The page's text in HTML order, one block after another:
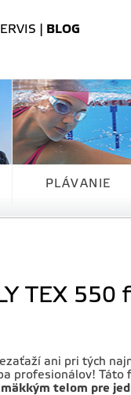
BLOG
PLÁVANIE
TEX 550
ani pri tých
profesionálov! Táto
telom pre